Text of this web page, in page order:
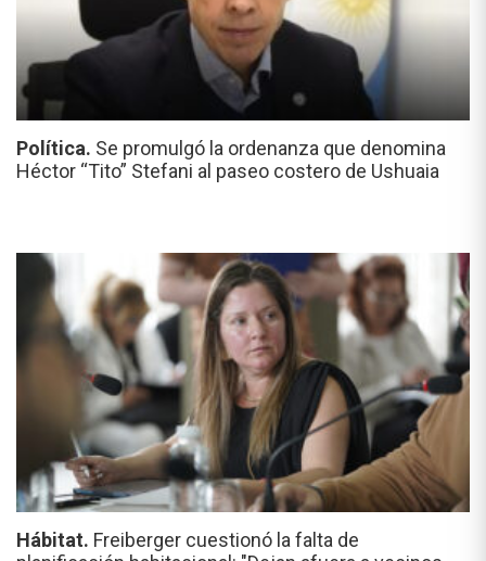
Política. Se promulgó la ordenanza que denomina
Héctor “Tito” Stefani al paseo costero de Ushuaia
Hábitat. Freiberger cuestionó la falta de